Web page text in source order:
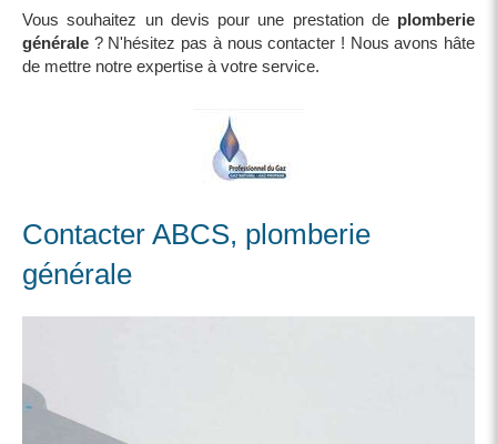
Vous souhaitez un devis pour une prestation de plomberie
générale ? N'hésitez pas à nous contacter ! Nous avons hâte
de mettre notre expertise à votre service.
Contacter ABCS, plomberie
générale